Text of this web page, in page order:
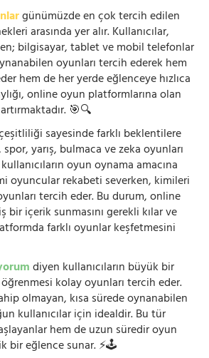
günümüzde en çok tercih edilen
arasında yer alır. Kullanıcılar,
bilgisayar, tablet ve mobil telefonlar
oyunları tercih ederek hem
hem de her yerde eğlenceye hızlıca
online oyun platformlarına olan
🎯🔍
sayesinde farklı beklentilere
yarış, bulmaca ve zeka oyunları
oyun oynama amacına
oyuncular rekabeti severken, kimileri
tercih eder. Bu durum, online
içerik sunmasını gerekli kılar ve
farklı oyunlar keşfetmesini
diyen kullanıcıların büyük bir
öğrenmesi kolay oyunları tercih eder.
olmayan, kısa sürede oynanabilen
kullanıcılar için idealdir. Bu tür
hem de uzun süredir oyun
bir eğlence sunar. ⚡🕹️